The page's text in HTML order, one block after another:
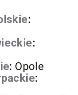
:
:
: Opole
: